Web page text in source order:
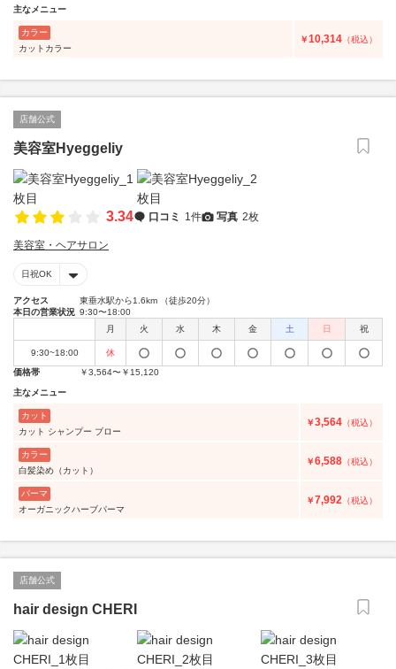
主なメニュー
カラー
カットカラー
￥10,314 （税込）
店舗公式
美容室Hyeggeliy
3.34 口コミ 1件 写真 2枚
美容室・ヘアサロン
日祝OK
アクセス
東垂水駅から1.6km （徒歩20分）
本日の営業状況 9:30〜18:00
月
火 水 木 金 土 日 祝
9:30~18:00
休
価格帯
￥3,564〜￥15,120
主なメニュー
カット
カット シャンプー ブロー
￥3,564 （税込）
カラー
白髪染め（カット）
￥6,588 （税込）
パーマ
オーガニックハーブパーマ
￥7,992 （税込）
店舗公式
hair design CHERI